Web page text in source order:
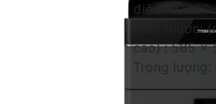
điện:
Kích thước:
cao):585 x
Trọng lượng: